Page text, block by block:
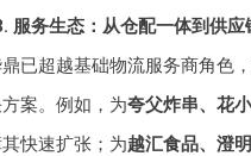
服务生态：从仓配一体到供应
已超越基础物流服务商角色
案。例如，为夸父炸串、花
其快速扩张；为越汇食品、澄